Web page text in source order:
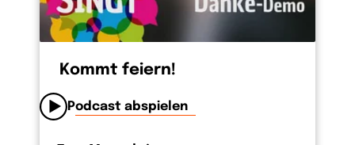
Kommt feiern!
Podcast abspielen